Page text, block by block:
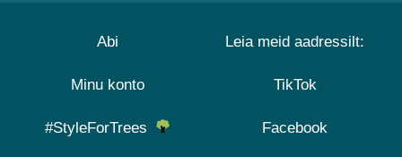
Abi
Minu konto
#StyleForTrees
Leia meid aadressilt:
TikTok
Facebook